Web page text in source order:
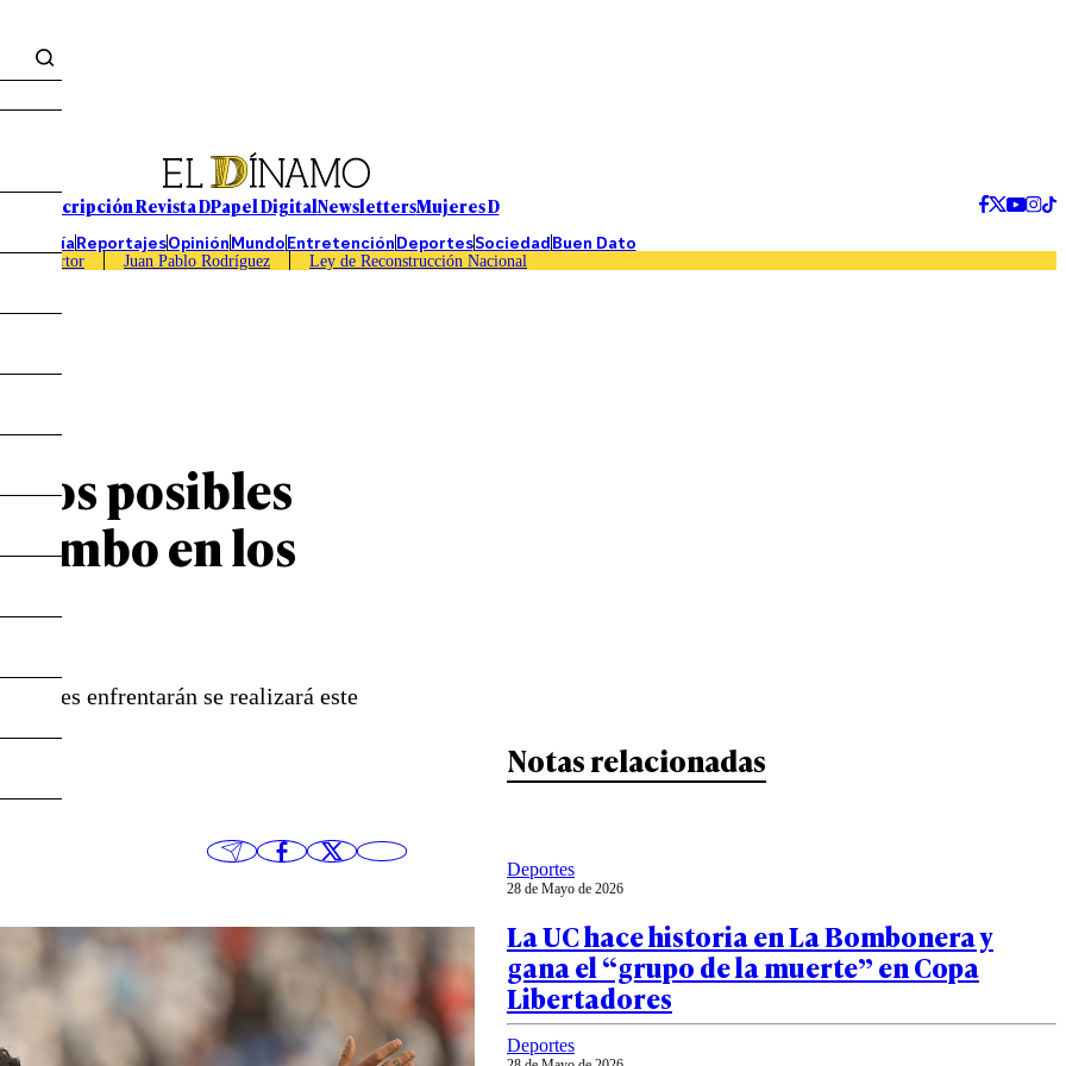
Suscripción Revista DPapel DigitalNewslettersMujeres D
EconomíaReportajesOpiniónMundoEntretenciónDeportesSociedadBuen Dato
Caso Sartor Juan Pablo Rodríguez Ley de Reconstrucción Nacional
los posibles
en los
enfrentarán se realizará este
Notas relacionadas
Deportes
28 de Mayo de 2026
La UC hace historia en La Bombonera y
gana el “grupo de la muerte” en Copa
Libertadores
Deportes